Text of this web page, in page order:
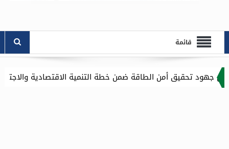
قائمة
ضمن خطة التنمية الاقتصادية والاجتماعية للعام المالي ٢٠٢٧/